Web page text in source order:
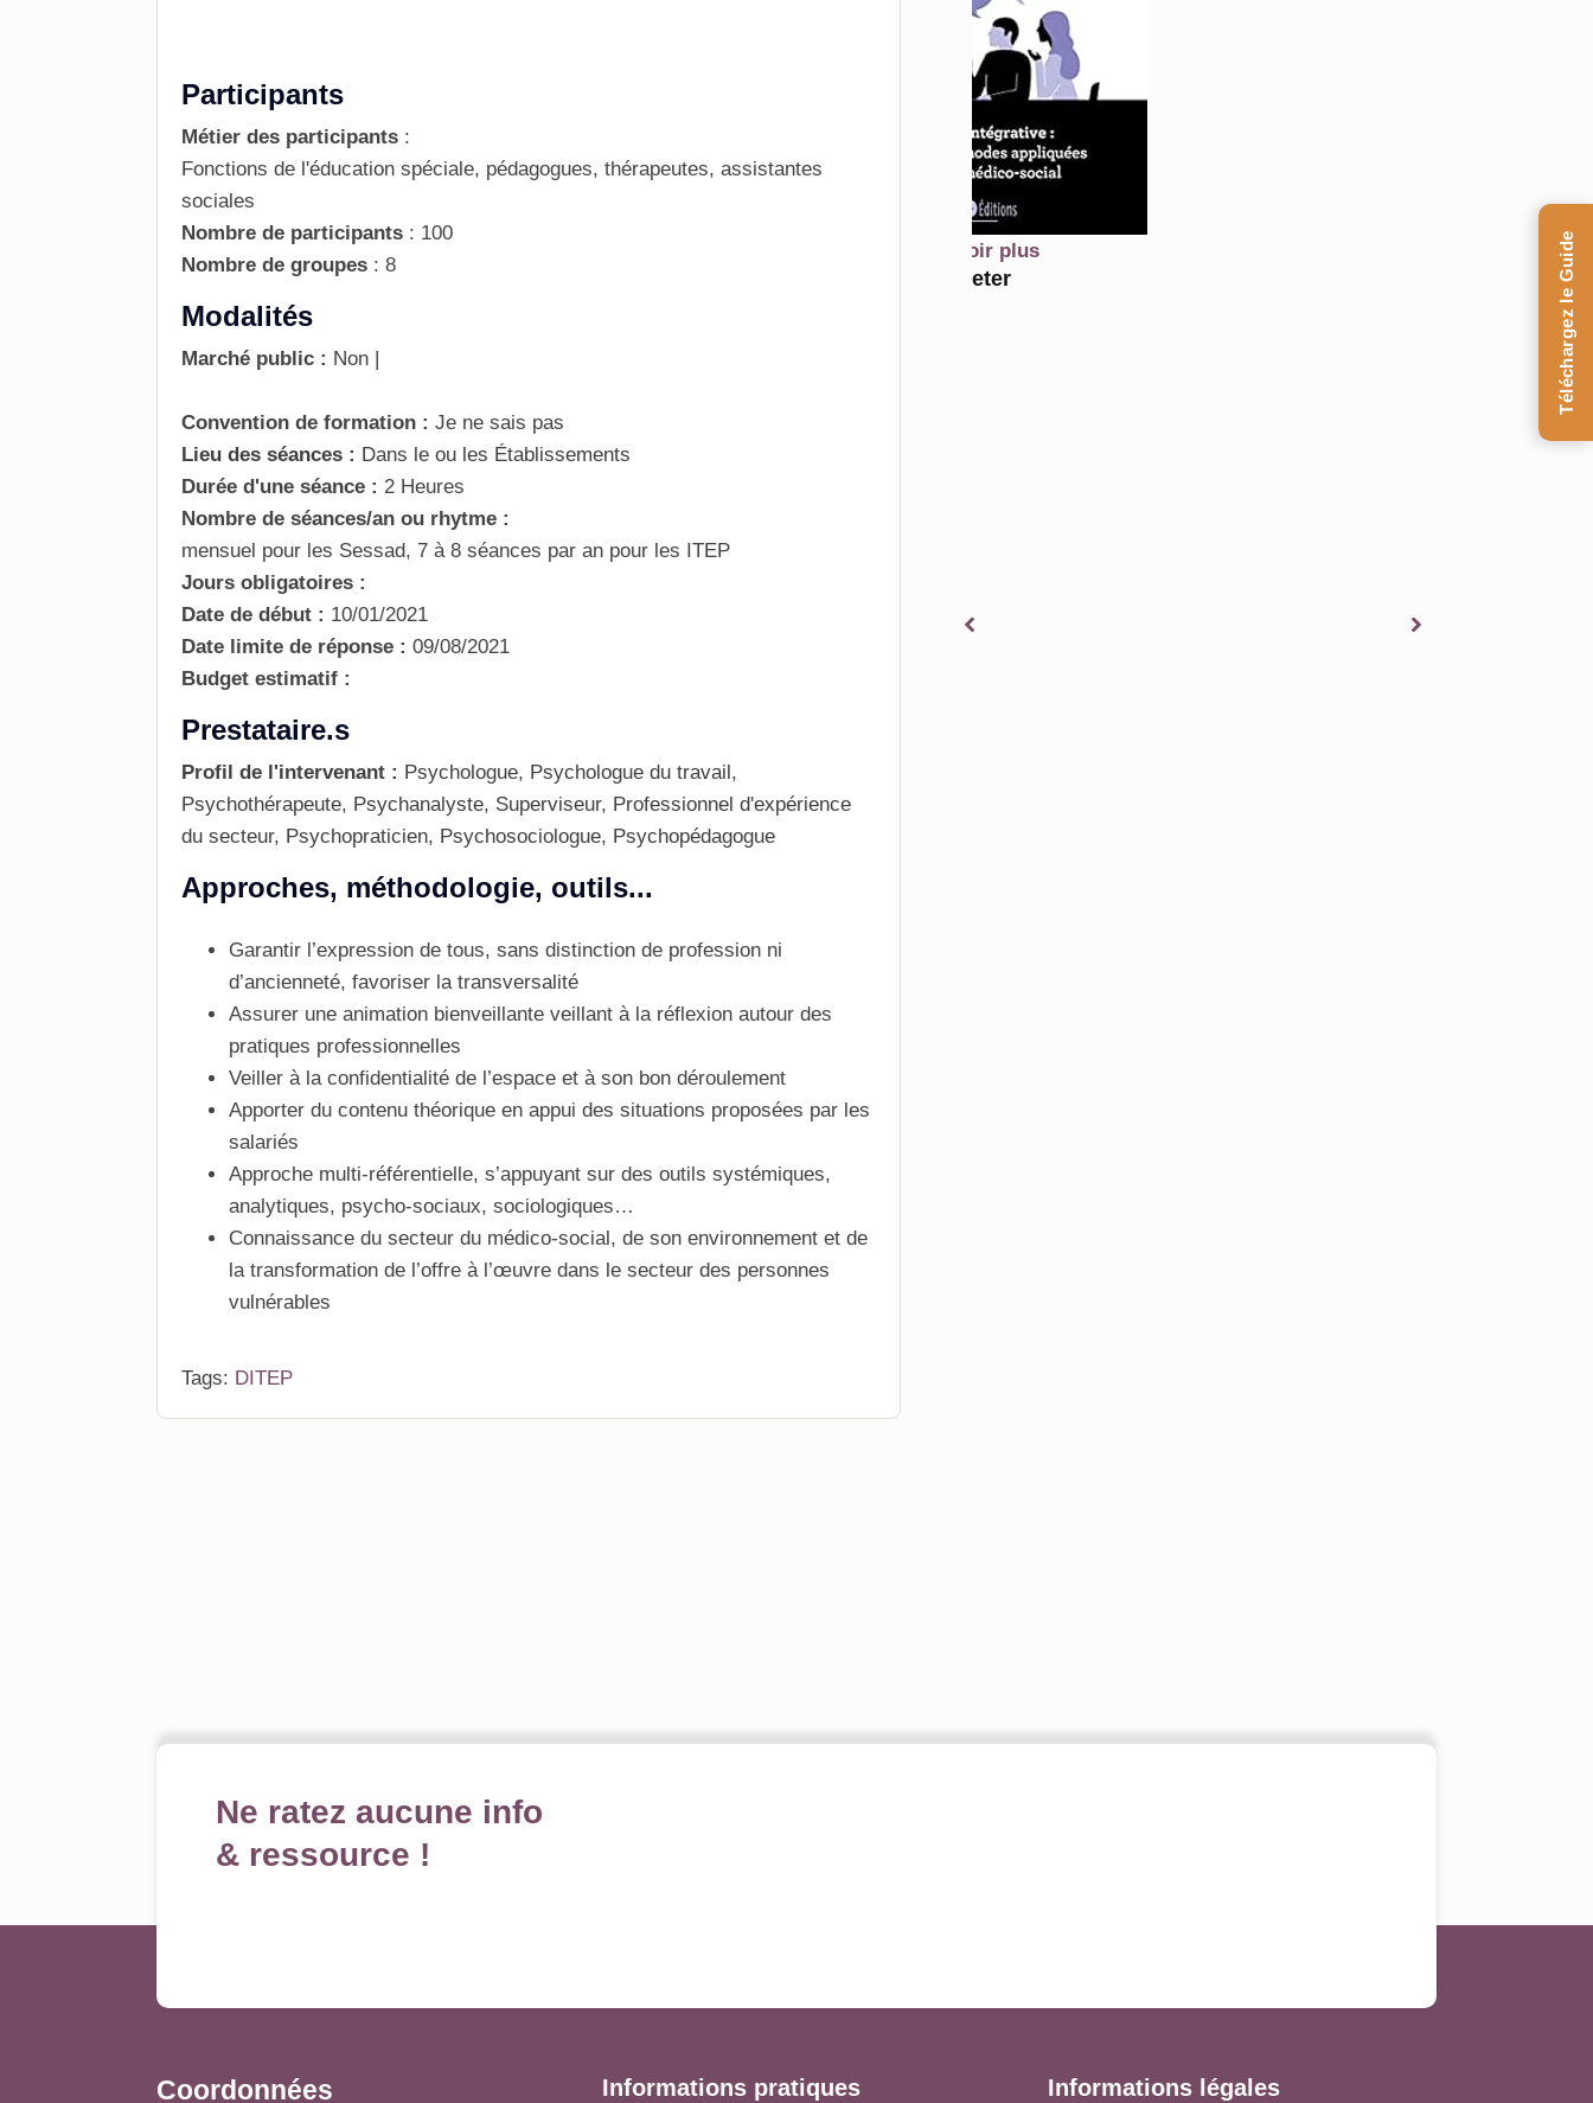
Participants
Métier des participants :
Fonctions de l'éducation spéciale, pédagogues, thérapeutes, assistantes
sociales
Nombre de participants : 100
Nombre de groupes : 8
Modalités
Marché public : Non |
Convention de formation : Je ne sais pas
Lieu des séances : Dans le ou les Établissements
Durée d'une séance : 2 Heures
Nombre de séances/an ou rhytme :
mensuel pour les Sessad, 7 à 8 séances par an pour les ITEP
Jours obligatoires :
Date de début : 10/01/2021
Date limite de réponse : 09/08/2021
Budget estimatif :
Prestataire.s
Profil de l'intervenant : Psychologue, Psychologue du travail,
Psychothérapeute, Psychanalyste, Superviseur, Professionnel d'expérience
du secteur, Psychopraticien, Psychosociologue, Psychopédagogue
Approches, méthodologie, outils...
Garantir l’expression de tous, sans distinction de profession ni
d’ancienneté, favoriser la transversalité
Assurer une animation bienveillante veillant à la réflexion autour des
pratiques professionnelles
Veiller à la confidentialité de l’espace et à son bon déroulement
Apporter du contenu théorique en appui des situations proposées par les
salariés
Approche multi-référentielle, s’appuyant sur des outils systémiques,
analytiques, psycho-sociaux, sociologiques…
Connaissance du secteur du médico-social, de son environnement et de
la transformation de l’offre à l’œuvre dans le secteur des personnes
vulnérables
Tags: DITEP
Ne ratez aucune info
& ressource !
Coordonnées Informations pratiques Informations légales
Téléchargez le Guide